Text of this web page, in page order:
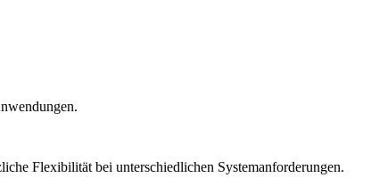
Flexibilität bei unterschiedlichen Systemanforderungen.